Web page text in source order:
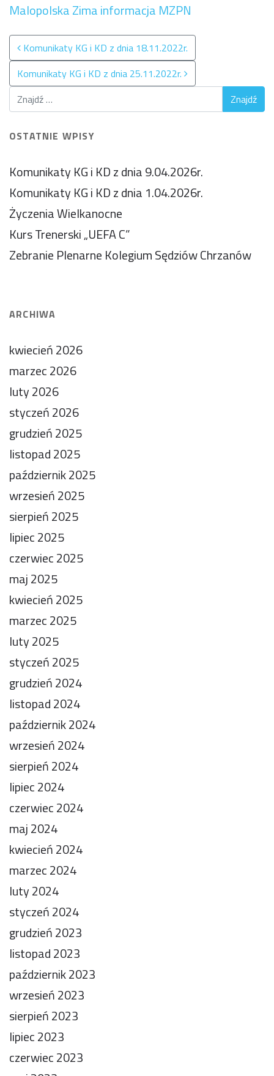
Malopolska Zima informacja MZPN
Nawigacja po wpisach
Komunikaty KG i KD z dnia 18.11.2022r.
Komunikaty KG i KD z dnia 25.11.2022r.
OSTATNIE WPISY
Komunikaty KG i KD z dnia 9.04.2026r.
Komunikaty KG i KD z dnia 1.04.2026r.
Życzenia Wielkanocne
Kurs Trenerski „UEFA C”
Zebranie Plenarne Kolegium Sędziów Chrzanów
ARCHIWA
kwiecień 2026
marzec 2026
luty 2026
styczeń 2026
grudzień 2025
listopad 2025
październik 2025
wrzesień 2025
sierpień 2025
lipiec 2025
czerwiec 2025
maj 2025
kwiecień 2025
marzec 2025
luty 2025
styczeń 2025
grudzień 2024
listopad 2024
październik 2024
wrzesień 2024
sierpień 2024
lipiec 2024
czerwiec 2024
maj 2024
kwiecień 2024
marzec 2024
luty 2024
styczeń 2024
grudzień 2023
listopad 2023
październik 2023
wrzesień 2023
sierpień 2023
lipiec 2023
czerwiec 2023